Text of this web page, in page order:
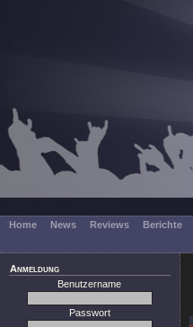
Home News Reviews Berichte
Anmeldung
Benutzername
Passwort